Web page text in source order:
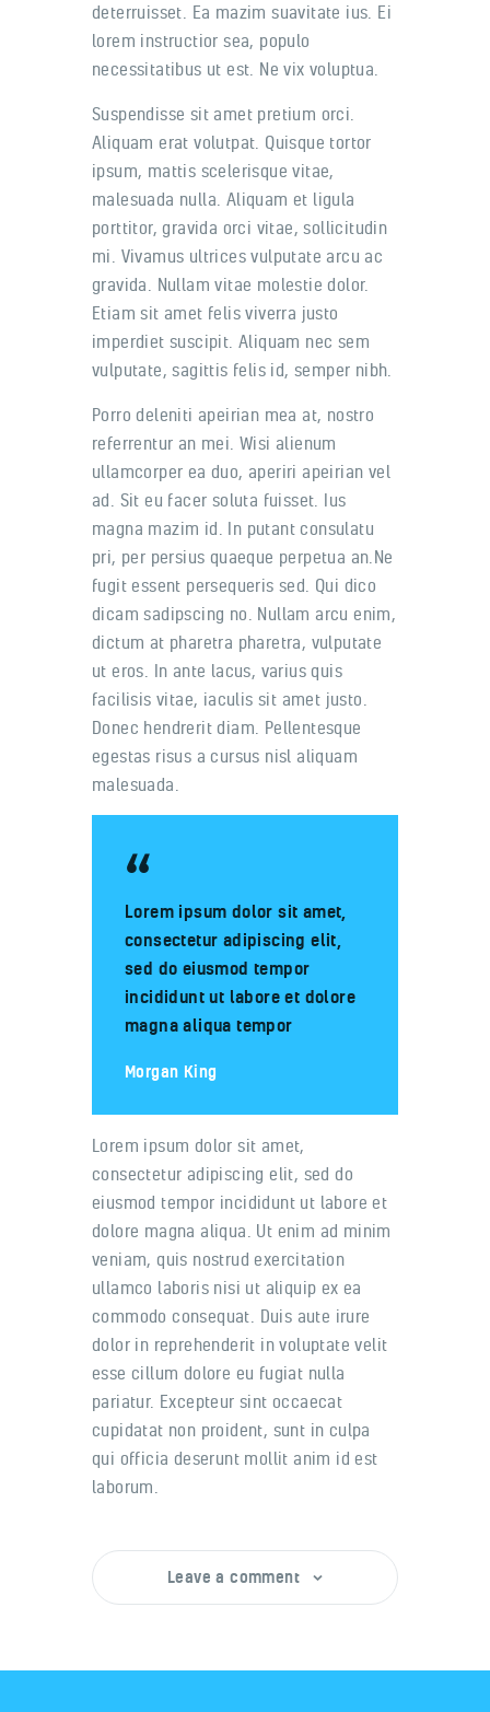
deterruisset. Ea mazim suavitate ius. Ei
lorem instructior sea, populo
necessitatibus ut est. Ne vix voluptua.
Suspendisse sit amet pretium orci.
Aliquam erat volutpat. Quisque tortor
ipsum, mattis scelerisque vitae,
malesuada nulla. Aliquam et ligula
porttitor, gravida orci vitae, sollicitudin
mi. Vivamus ultrices vulputate arcu ac
gravida. Nullam vitae molestie dolor.
Etiam sit amet felis viverra justo
imperdiet suscipit. Aliquam nec sem
vulputate, sagittis felis id, semper nibh.
Porro deleniti apeirian mea at, nostro
referrentur an mei. Wisi alienum
ullamcorper ea duo, aperiri apeirian vel
ad. Sit eu facer soluta fuisset. Ius
magna mazim id. In putant consulatu
pri, per persius quaeque perpetua an.Ne
fugit essent persequeris sed. Qui dico
dicam sadipscing no. Nullam arcu enim,
dictum at pharetra pharetra, vulputate
ut eros. In ante lacus, varius quis
facilisis vitae, iaculis sit amet justo.
Donec hendrerit diam. Pellentesque
egestas risus a cursus nisl aliquam
malesuada.
Lorem ipsum dolor sit amet,
consectetur adipiscing elit,
sed do eiusmod tempor
incididunt ut labore et dolore
magna aliqua tempor
Morgan King
Lorem ipsum dolor sit amet,
consectetur adipiscing elit, sed do
eiusmod tempor incididunt ut labore et
dolore magna aliqua. Ut enim ad minim
veniam, quis nostrud exercitation
ullamco laboris nisi ut aliquip ex ea
commodo consequat. Duis aute irure
dolor in reprehenderit in voluptate velit
esse cillum dolore eu fugiat nulla
pariatur. Excepteur sint occaecat
cupidatat non proident, sunt in culpa
qui officia deserunt mollit anim id est
laborum.
Leave a comment